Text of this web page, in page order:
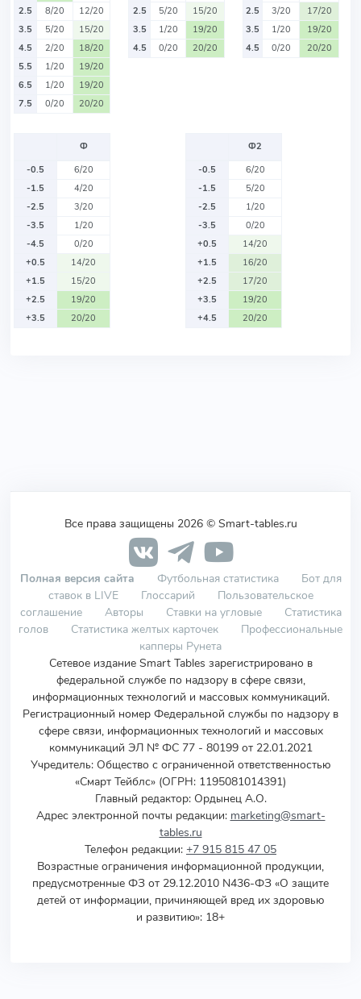
2.5
8/20
12/20
3.5
5/20
15/20
4.5
2/20
18/20
5.5
1/20
19/20
6.5
1/20
19/20
7.5
0/20 20/20
2.5
5/20
15/20
3.5
1/20
19/20
4.5
0/20 20/20
2.5
3/20
17/20
3.5
1/20
19/20
4.5
0/20 20/20
Ф
-0.5
6/20
-1.5
4/20
-2.5
3/20
-3.5
1/20
-4.5
0/20
+0.5
14/20
+1.5
15/20
+2.5
19/20
+3.5
20/20
Ф2
-0.5
6/20
-1.5
5/20
-2.5
1/20
-3.5
0/20
+0.5
14/20
+1.5
16/20
+2.5
17/20
+3.5
19/20
+4.5
20/20
Все права защищены 2026 © Smart-tables.ru
Полная версия сайта Футбольная статистика
Бот для
ставок в LIVE
Глоссарий
Пользовательское
соглашение
Авторы Ставки на угловые
Статистика
голов
Статистика желтых карточек
Профессиональные
капперы Рунета
Сетевое издание Smart Tables зарегистрировано в
федеральной службе по надзору в сфере связи,
информационных технологий и массовых коммуникаций.
Регистрационный номер Федеральной службы по надзору в
сфере связи, информационных технологий и массовых
коммуникаций ЭЛ № ФС 77 - 80199 от 22.01.2021
Учредитель: Общество с ограниченной ответственностью
«Смарт Тейблс» (ОГРН: 1195081014391)
Главный редактор: Ордынец А.О.
Адрес электронной почты редакции: marketing@smart-
tables.ru
Телефон редакции: +7 915 815 47 05
Возрастные ограничения информационной продукции,
предусмотренные ФЗ от 29.12.2010 N436-ФЗ «О защите
детей от информации, причиняющей вред их здоровью
и развитию»: 18+